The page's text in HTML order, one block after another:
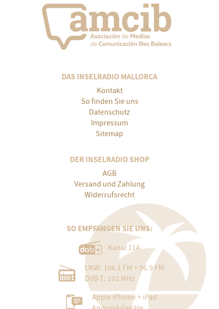
DAS INSELRADIO MALLORCA
Kontakt
So finden Sie uns
Datenschutz
Impressum
Sitemap
DER INSELRADIO SHOP
AGB
Versand und Zahlung
Widerrufsrecht
SO EMPFANGEN SIE UNS:
Kanal 11A
UKW: 106.1 FM + 96.9 FM
DVB-T: 102 MHz
Apple iPhone + iPad